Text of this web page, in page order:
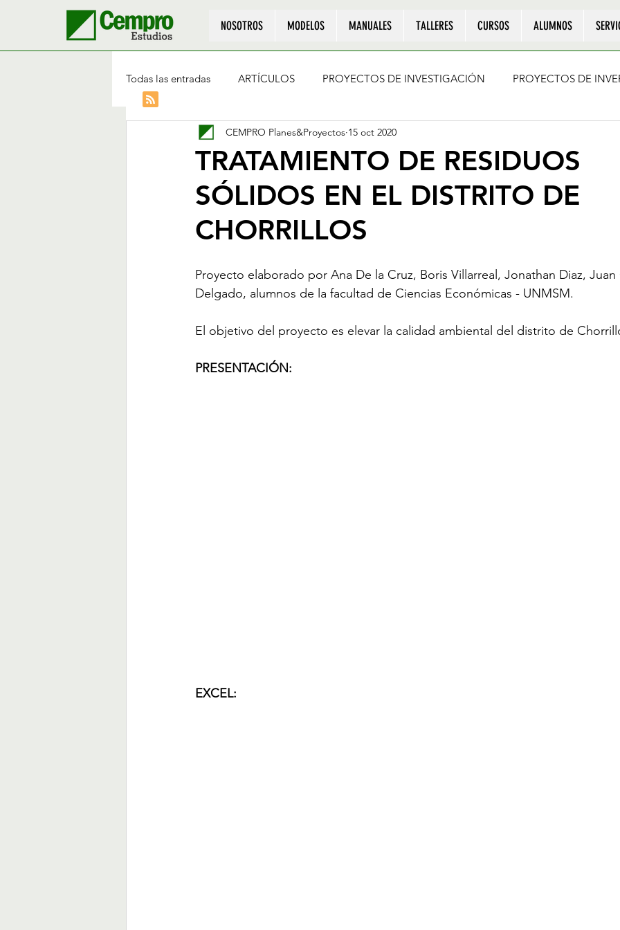
NOSOTROS MODELOS MANUALES TALLERES CURSOS ALUMNOS
Todas las entradas ARTÍCULOS PROYECTOS DE INVESTIGACIÓN PROYECTOS DE
TRATAMIENTO DE RESIDUOS
SÓLIDOS EN EL DISTRITO DE
CHORRILLOS
CEMPRO Planes&Proyectos 15 oct 2020
Proyecto elaborado por Ana De la Cruz, Boris Villarreal, Jonathan Diaz,
Delgado, alumnos de la facultad de Ciencias Económicas - UNMSM.
El objetivo del proyecto es elevar la calidad ambiental del distrito de
PRESENTACIÓN:
EXCEL: